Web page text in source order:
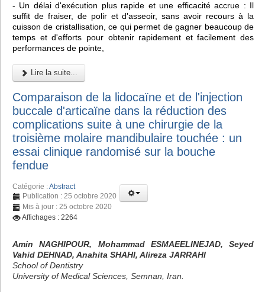
- Un délai d'exécution plus rapide et une efficacité accrue : Il
suffit de fraiser, de polir et d'asseoir, sans avoir recours à la
cuisson de cristallisation, ce qui permet de gagner beaucoup de
temps et d'efforts pour obtenir rapidement et facilement des
performances de pointe,
Lire la suite...
Comparaison de la lidocaïne et de l'injection
buccale d'articaïne dans la réduction des
complications suite à une chirurgie de la
troisième molaire mandibulaire touchée : un
essai clinique randomisé sur la bouche
fendue
Catégorie :Abstract
Publication : 25 octobre 2020
Mis à jour : 25 octobre 2020
Affichages : 2264
Amin NAGHIPOUR, Mohammad ESMAEELINEJAD, Seyed
Vahid DEHNAD, Anahita SHAHI, Alireza JARRAHI
School of Dentistry
University of Medical Sciences, Semnan, Iran.